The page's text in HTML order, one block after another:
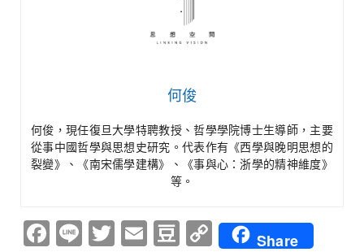
何俊
何俊，現任復旦大學特聘教授、哲學學院博士生導師，主要
從事中國哲學與思想史研究。代表作有《西學與晚明思想的
裂變》、《南宋儒學建構》、《事與心：浙學的精神維度》
等。
Facebook
LineTwitter
EmailDouban
CopyShare